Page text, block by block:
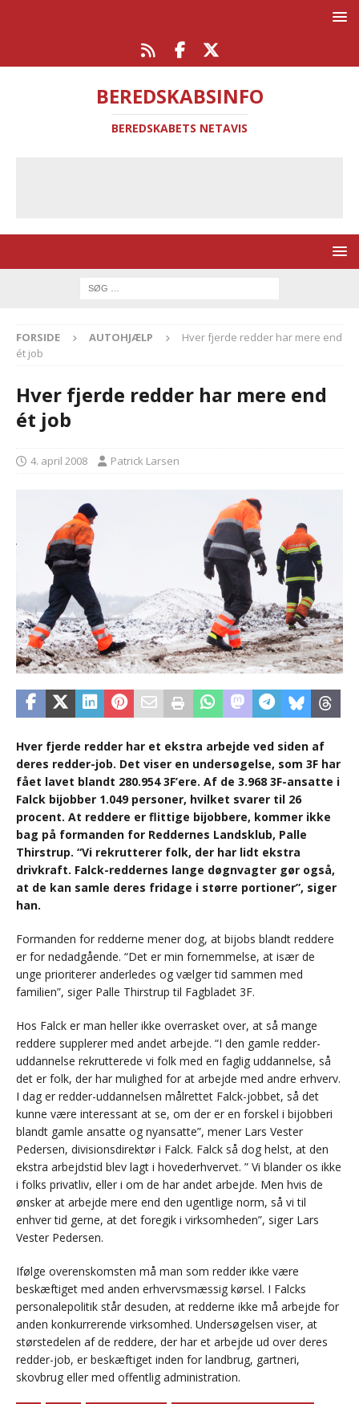
BEREDSKABSINFO
BEREDSKABETS NETAVIS
FORSIDE AUTOHJÆLP
Hver fjerde redder har mere end
ét job
Hver fjerde redder har mere end
ét job
4. april 2008 Patrick Larsen
Hver fjerde redder har et ekstra arbejde ved siden af
deres redder-job. Det viser en undersøgelse, som 3F har
fået lavet blandt 280.954 3F’ere. Af de 3.968 3F-ansatte i
Falck bijobber 1.049 personer, hvilket svarer til 26
procent. At reddere er flittige bijobbere, kommer ikke
bag på formanden for Reddernes Landsklub, Palle
Thirstrup. “Vi rekrutterer folk, der har lidt ekstra
drivkraft. Falck-reddernes lange døgnvagter gør også,
at de kan samle deres fridage i større portioner”, siger
han.
Formanden for redderne mener dog, at bijobs blandt reddere
er for nedadgående. “Det er min fornemmelse, at især de
unge prioriterer anderledes og vælger tid sammen med
familien”, siger Palle Thirstrup til Fagbladet 3F.
Hos Falck er man heller ikke overrasket over, at så mange
reddere supplerer med andet arbejde. “I den gamle redder-
uddannelse rekrutterede vi folk med en faglig uddannelse, så
det er folk, der har mulighed for at arbejde med andre erhverv.
I dag er redder-uddannelsen målrettet Falck-jobbet, så det
kunne være interessant at se, om der er en forskel i bijobberi
blandt gamle ansatte og nyansatte”, mener Lars Vester
Pedersen, divisionsdirektør i Falck. Falck så dog helst, at den
ekstra arbejdstid blev lagt i hovederhvervet. ” Vi blander os ikke
i folks privatliv, eller i om de har andet arbejde. Men hvis de
ønsker at arbejde mere end den ugentlige norm, så vi til
enhver tid gerne, at det foregik i virksomheden”, siger Lars
Vester Pedersen.
Ifølge overenskomsten må man som redder ikke være
beskæftiget med anden erhvervsmæssig kørsel. I Falcks
personalepolitik står desuden, at redderne ikke må arbejde for
anden konkurrerende virksomhed. Undersøgelsen viser, at
størstedelen af de reddere, der har et arbejde ud over deres
redder-job, er beskæftiget inden for landbrug, gartneri,
skovbrug eller med offentlig administration.